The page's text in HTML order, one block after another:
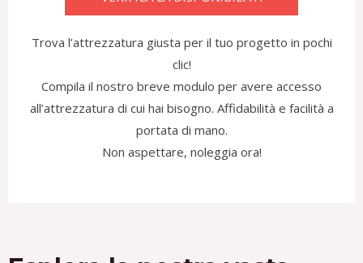
Trova l’attrezzatura giusta per il tuo progetto in pochi
clic!
Compila il nostro breve modulo per avere accesso
all’attrezzatura di cui hai bisogno. Affidabilità e facilità a
portata di mano.
Non aspettare, noleggia ora!